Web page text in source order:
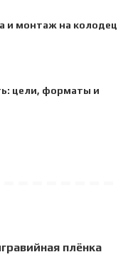
и монтаж на колодец
цели, форматы и
плёнка